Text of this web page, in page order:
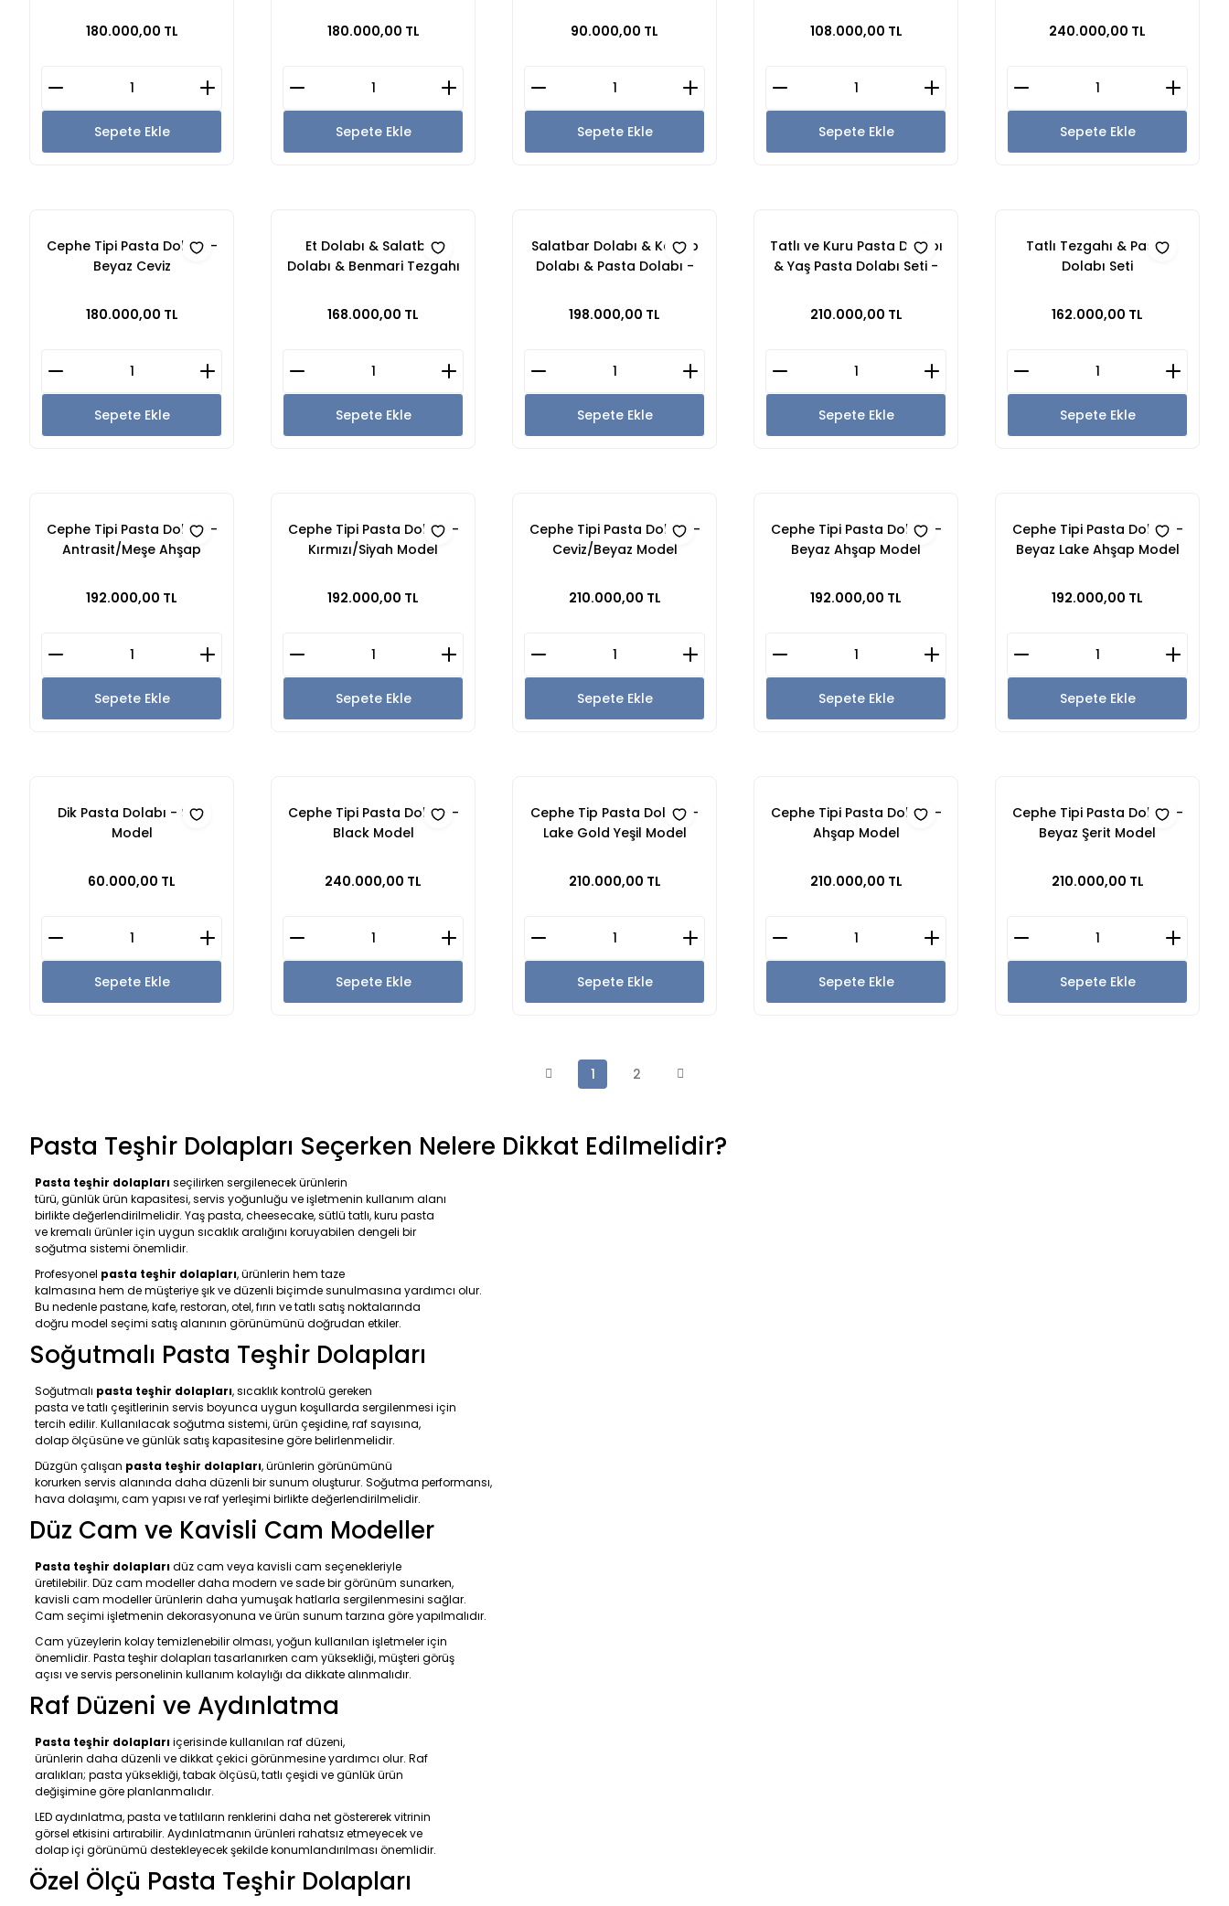
180.000,00 TL
Sepete Ekle
180.000,00 TL
Sepete Ekle
90.000,00 TL
Sepete Ekle
108.000,00 TL
Sepete Ekle
240.000,00 TL
Sepete Ekle
Cephe Tipi Pasta Dolabı -
Beyaz Ceviz
180.000,00 TL
Sepete Ekle
Et Dolabı & Salatbar
Dolabı & Benmari Tezgahı
168.000,00 TL
Sepete Ekle
Salatbar Dolabı & Kebap
Dolabı & Pasta Dolabı -
198.000,00 TL
Sepete Ekle
Tatlı ve Kuru Pasta Dolabı
& Yaş Pasta Dolabı Seti -
210.000,00 TL
Sepete Ekle
Tatlı Tezgahı & Pasta
Dolabı Seti
162.000,00 TL
Sepete Ekle
Cephe Tipi Pasta Dolabı -
Antrasit/Meşe Ahşap
192.000,00 TL
Sepete Ekle
Cephe Tipi Pasta Dolabı -
Kırmızı/Siyah Model
192.000,00 TL
Sepete Ekle
Cephe Tipi Pasta Dolabı -
Ceviz/Beyaz Model
210.000,00 TL
Sepete Ekle
Cephe Tipi Pasta Dolabı -
Beyaz Ahşap Model
192.000,00 TL
Sepete Ekle
Cephe Tipi Pasta Dolabı -
Beyaz Lake Ahşap Model
192.000,00 TL
Sepete Ekle
Dik Pasta Dolabı - Sarı
Model
60.000,00 TL
Sepete Ekle
Cephe Tipi Pasta Dolabı -
Black Model
240.000,00 TL
Sepete Ekle
Cephe Tip Pasta Dolabı -
Lake Gold Yeşil Model
210.000,00 TL
Sepete Ekle
Cephe Tipi Pasta Dolabı -
Ahşap Model
210.000,00 TL
Sepete Ekle
Cephe Tipi Pasta Dolabı -
Beyaz Şerit Model
210.000,00 TL
Sepete Ekle
1 2
Pasta Teşhir Dolapları Seçerken Nelere Dikkat Edilmelidir?
Pasta teşhir dolaplarıseçilirken sergilenecek ürünlerin
türü, günlük ürün kapasitesi, servis yoğunluğu ve işletmenin kullanım alanı
birlikte değerlendirilmelidir. Yaş pasta, cheesecake, sütlü tatlı, kuru pasta
ve kremalı ürünler için uygun sıcaklık aralığını koruyabilen dengeli bir
soğutma sistemi önemlidir.
Profesyonel pasta teşhir dolapları, ürünlerin hem taze
kalmasına hem de müşteriye şık ve düzenli biçimde sunulmasına yardımcı olur.
Bu nedenle pastane, kafe, restoran, otel, fırın ve tatlı satış noktalarında
doğru model seçimi satış alanının görünümünü doğrudan etkiler.
Soğutmalı Pasta Teşhir Dolapları
Soğutmalı pasta teşhir dolapları, sıcaklık kontrolü gereken
pasta ve tatlı çeşitlerinin servis boyunca uygun koşullarda sergilenmesi için
tercih edilir. Kullanılacak soğutma sistemi, ürün çeşidine, raf sayısına,
dolap ölçüsüne ve günlük satış kapasitesine göre belirlenmelidir.
Düzgün çalışan pasta teşhir dolapları, ürünlerin görünümünü
korurken servis alanında daha düzenli bir sunum oluşturur. Soğutma performansı,
hava dolaşımı, cam yapısı ve raf yerleşimi birlikte değerlendirilmelidir.
Düz Cam ve Kavisli Cam Modeller
Pasta teşhir dolaplarıdüz cam veya kavisli cam seçenekleriyle
üretilebilir. Düz cam modeller daha modern ve sade bir görünüm sunarken,
kavisli cam modeller ürünlerin daha yumuşak hatlarla sergilenmesini sağlar.
Cam seçimi işletmenin dekorasyonuna ve ürün sunum tarzına göre yapılmalıdır.
Cam yüzeylerin kolay temizlenebilir olması, yoğun kullanılan işletmeler için
önemlidir. Pasta teşhir dolapları tasarlanırken cam yüksekliği, müşteri görüş
açısı ve servis personelinin kullanım kolaylığı da dikkate alınmalıdır.
Raf Düzeni ve Aydınlatma
Pasta teşhir dolaplarıiçerisinde kullanılan raf düzeni,
ürünlerin daha düzenli ve dikkat çekici görünmesine yardımcı olur. Raf
aralıkları; pasta yüksekliği, tabak ölçüsü, tatlı çeşidi ve günlük ürün
değişimine göre planlanmalıdır.
LED aydınlatma, pasta ve tatlıların renklerini daha net göstererek vitrinin
görsel etkisini artırabilir. Aydınlatmanın ürünleri rahatsız etmeyecek ve
dolap içi görünümü destekleyecek şekilde konumlandırılması önemlidir.
Özel Ölçü Pasta Teşhir Dolapları